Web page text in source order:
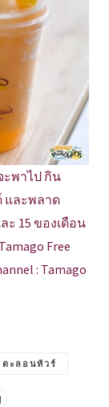
ะพาไป กิน
และพลาด
15 ของเดือน
Free
: Tamago
ตะลอนทัวร์